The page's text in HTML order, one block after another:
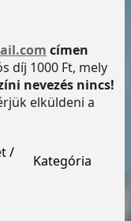
címen
díj 1000 Ft, mely
nevezés nincs!
elküldeni a
/
Kategória